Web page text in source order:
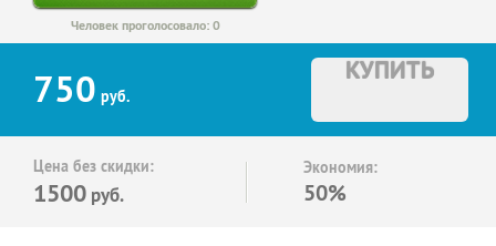
Человек проголосовало: 0
750 руб.
КУПИТЬ
Цена без скидки:
1500 руб.
Экономия:
50%